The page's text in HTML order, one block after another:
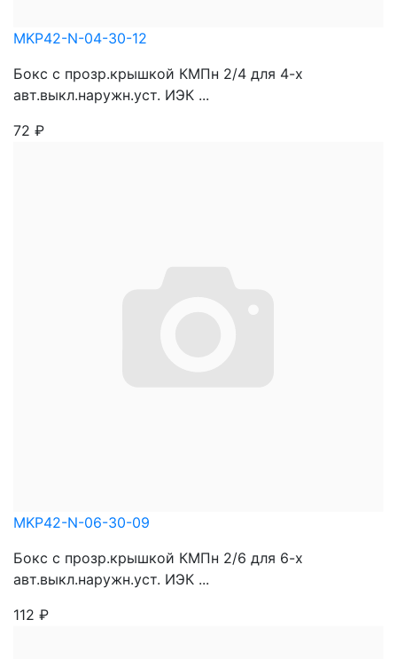
MKP42-N-04-30-12
Бокс с прозр.крышкой КМПн 2/4 для 4-х
авт.выкл.наружн.уст. ИЭК ...
72 ₽
MKP42-N-06-30-09
Бокс с прозр.крышкой КМПн 2/6 для 6-х
авт.выкл.наружн.уст. ИЭК ...
112 ₽